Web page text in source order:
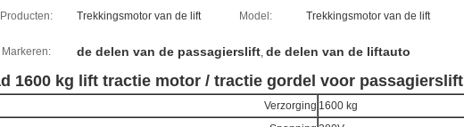
Producten: Trekkingsmotor van de lift Model: Trekkingsmotor van de lift
Markeren: de delen van de passagierslift, de delen van de liftauto
1600 kg lift tractie motor / tractie gordel voor passagierslift
Verzorging 1600 kg